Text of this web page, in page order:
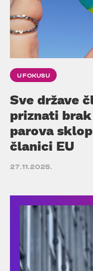
U FOKUSU
Sve države
priznati
parova
članici EU
27.11.2025.